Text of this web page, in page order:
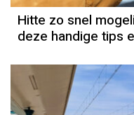
Hitte zo snel
deze handige tips